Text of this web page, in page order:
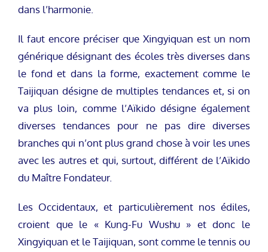
dans l’harmonie.
Il faut encore préciser que Xingyiquan est un nom
générique désignant des écoles très diverses dans
le fond et dans la forme, exactement comme le
Taijiquan désigne de multiples tendances et, si on
va plus loin, comme l’Aïkido désigne également
diverses tendances pour ne pas dire diverses
branches qui n’ont plus grand chose à voir les unes
avec les autres et qui, surtout, différent de l’Aïkido
du Maître Fondateur.
Les Occidentaux, et particulièrement nos édiles,
croient que le « Kung-Fu Wushu » et donc le
Xingyiquan et le Taijiquan, sont comme le tennis ou